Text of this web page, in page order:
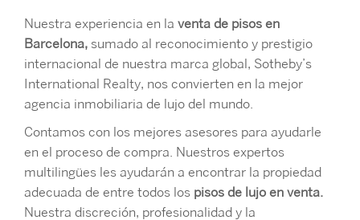
Nuestra experiencia en la venta de pisos en
Barcelona, sumado al reconocimiento y prestigio
internacional de nuestra marca global, Sotheby’s
International Realty, nos convierten en la mejor
agencia inmobiliaria de lujo del mundo.
Contamos con los mejores asesores para ayudarle
en el proceso de compra. Nuestros expertos
multilingües les ayudarán a encontrar la propiedad
adecuada de entre todos los pisos de lujo en venta.
Nuestra discreción, profesionalidad y la